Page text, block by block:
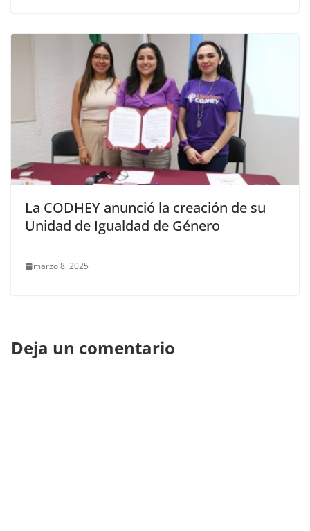
La CODHEY anunció la creación de su
Unidad de Igualdad de Género
marzo 8, 2025
Deja un comentario